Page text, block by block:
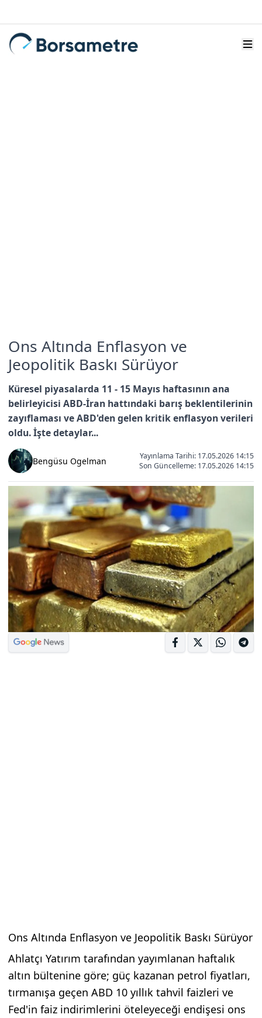
Ons Altında Enflasyon ve
Jeopolitik Baskı Sürüyor
Küresel piyasalarda 11 - 15 Mayıs haftasının ana
belirleyicisi ABD-İran hattındaki barış beklentilerinin
zayıflaması ve ABD'den gelen kritik enflasyon verileri
oldu. İşte detaylar...
Bengüsu Ogelman
Yayınlama Tarihi: 17.05.2026 14:15
Son Güncelleme: 17.05.2026 14:15
Ons Altında Enflasyon ve Jeopolitik Baskı Sürüyor
Ahlatçı Yatırım tarafından yayımlanan haftalık
altın bültenine göre; güç kazanan petrol fiyatları,
tırmanışa geçen ABD 10 yıllık tahvil faizleri ve
Fed'in faiz indirimlerini öteleyeceği endişesi ons